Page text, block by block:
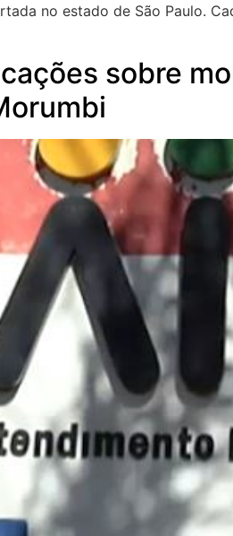
no estado de São Paulo.
sobre